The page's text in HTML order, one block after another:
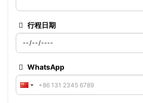
行程日期
WhatsApp